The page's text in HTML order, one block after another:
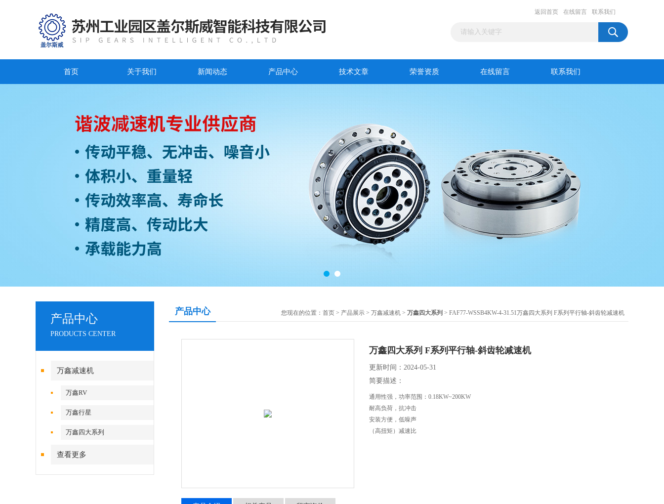
返回首页 在线留言 联系我们
首页 关于我们 新闻动态 产品中心 技术文章 荣誉资质 在线留言 联系我们
产品中心
PRODUCTS CENTER
万鑫减速机
万鑫RV
万鑫行星
万鑫四大系列
查看更多
产品中心 您现在的位置： 首页 > 产品展示 > 万鑫减速机 > 万鑫四大系列 > FAF77-WSSB4KW-4-31.51万鑫四大系列 F系列平行轴-斜齿轮减速机
万鑫四大系列 F系列平行轴-斜齿轮减速机
更新时间：2024-05-31
简要描述：
通用性强，功率范围：0.18KW~200KW
耐高负荷，抗冲击
安装方便，低噪声
（高扭矩）减速比